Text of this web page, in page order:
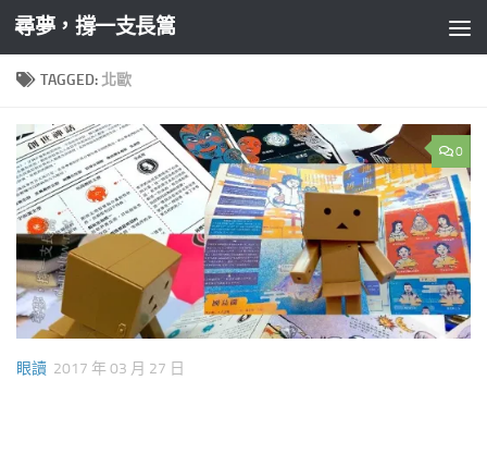
Skip to content
尋夢，撐一支長篙
TAGGED: 北歐
0
眼讀 2017 年 03 月 27 日